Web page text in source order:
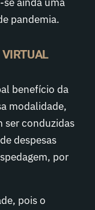
pandemia.
benefício da
modalidade,
ser conduzidas
despesas
por
pois o